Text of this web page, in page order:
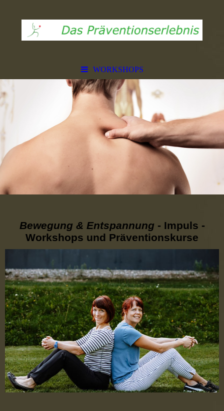
WORKSHOPS
Bewegung & Entspannung- Impuls -
Workshops und Präventionskurse